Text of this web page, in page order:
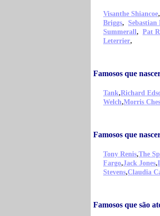
Visanthe Shiancoe,
Briggs, Sebastian
Summerall, Pat
Leterrier,
Famosos que
Tank,Richard
Welch,Morris
Famosos que
Tony Renis,The
Fargo,Jack Jones,
Stevens,Claudia
Famosos que são